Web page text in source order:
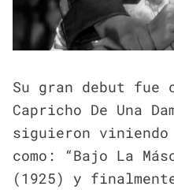
Su gran debut
Capricho De Una
siguieron viniendo
como: “Bajo La
(1925) y